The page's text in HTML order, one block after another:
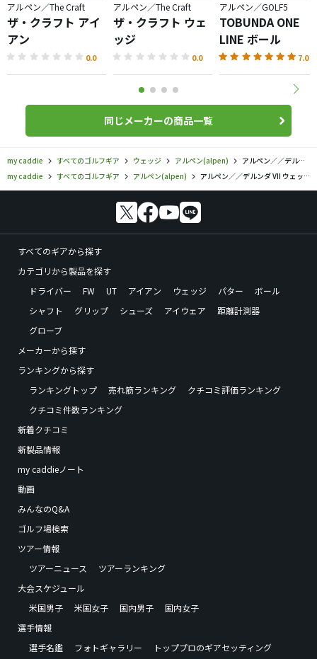
アルペン／The Craft
ザ・クラフト アイ
アン
0.0
アルペン／The Craft
ザ・クラフト ウェ
ッジ
0.0
アルペン／GOLF5
TOBUNDA ONE
LINE ボール
7.0
同じメーカーの商品一覧
my caddie すべてのゴルフギア ウェッジ アルペン(alpen)
アルペン／／デルンダ VII ウェッジの口コミ評価
my caddie
すべてのゴルフギア アルペン(alpen) アルペン／／デルンダ VII ウェッジの口コミ評価
すべてのギアから探す
カテゴリから製品を探す
ドライバー
FW UT アイアン ウェッジ パター
ボール
シャフト
グリップ シューズ アイウェア
距離計測器
グローブ
メーカーから探す
ランキングから探す
ランキングトップ
売れ筋ランキング
クチコミ評価ランキング
クチコミ件数ランキング
新着クチコミ
新製品情報
my caddieノート
動画
みんなのQ&A
ゴルフ場検索
ツアー情報
ツアーニュース
ツアーランキング
大会スケジュール
米国男子
米国女子 国内男子
国内女子
選手情報
選手名鑑
フォトギャラリー トッププロのギアセッティング